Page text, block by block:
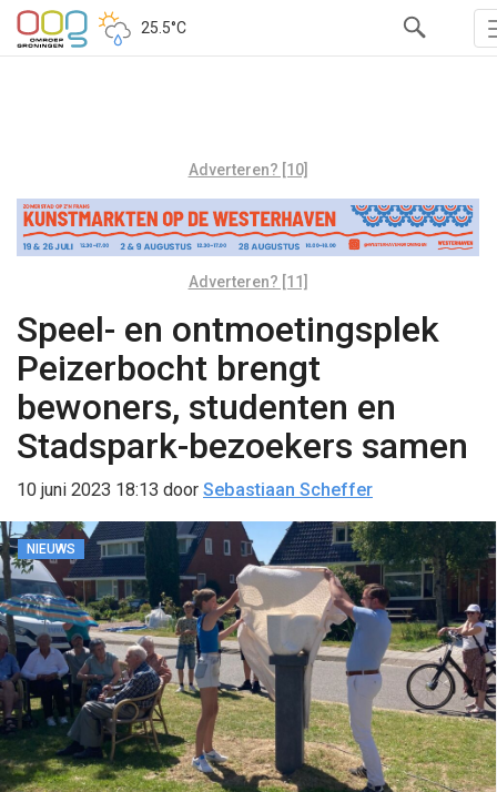
25.5°C
Adverteren? [10]
Adverteren? [11]
Speel- en ontmoetingsplek
Peizerbocht brengt
bewoners, studenten en
Stadspark-bezoekers samen
10 juni 2023 18:13 door Sebastiaan Scheffer
NIEUWS